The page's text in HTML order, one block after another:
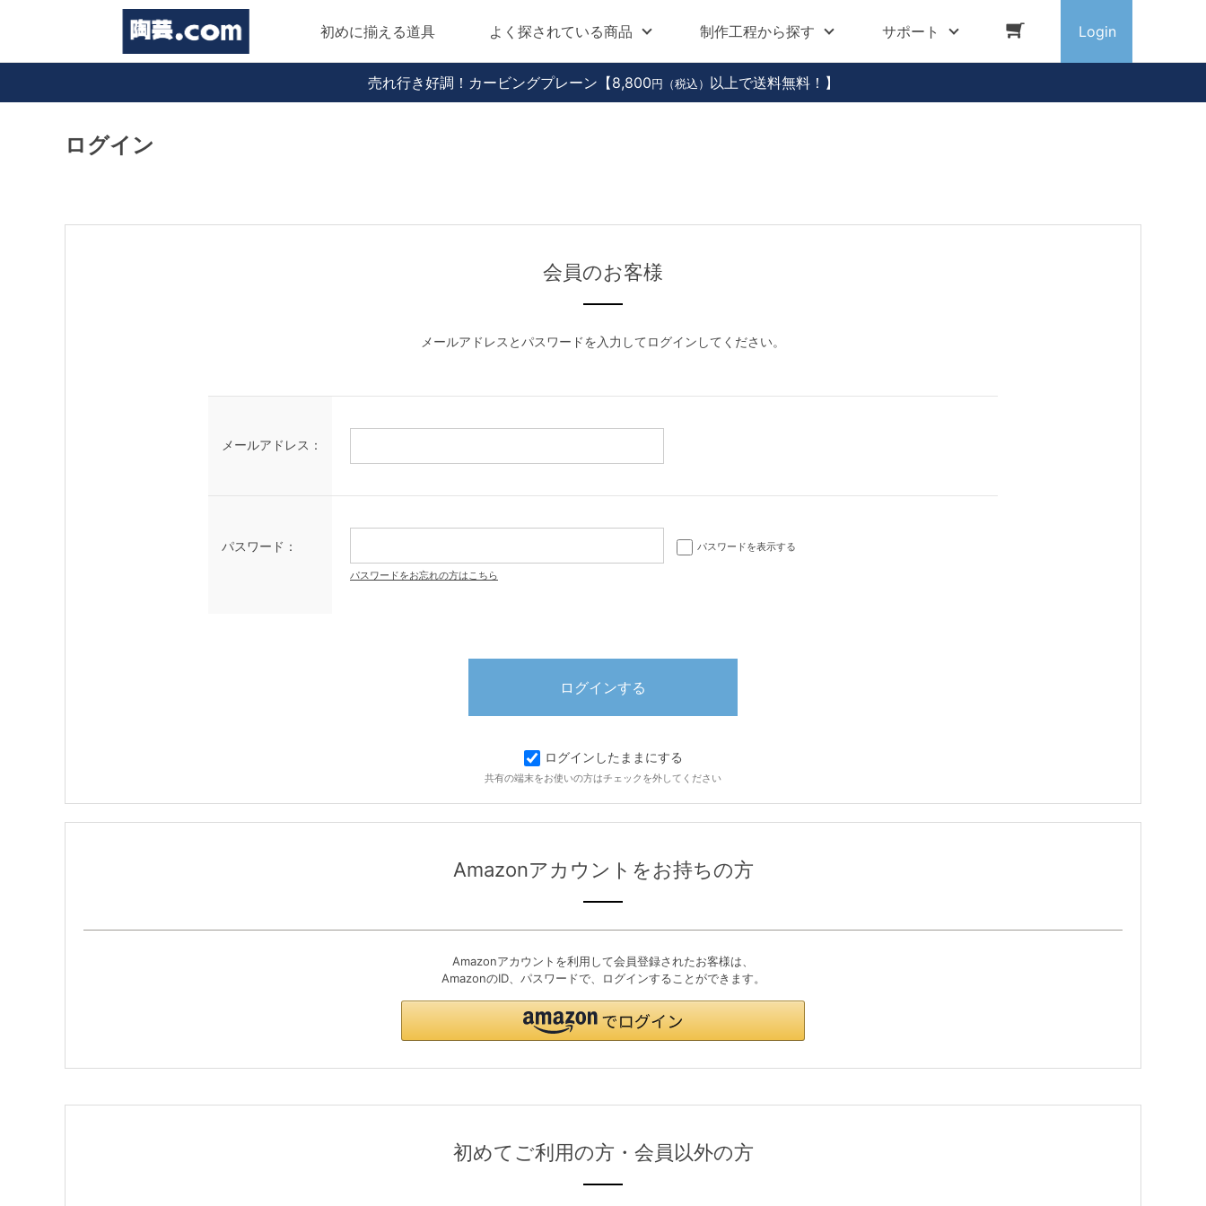
初めに揃える道具 よく探されている商品 制作工程から探す サポート Login
売れ行き好調！カービングプレーン 【8,800 円（税込） 以上で送料無料！】
ログイン
会員のお客様
メールアドレスとパスワードを入力してログインしてください。
メールアドレス：
パスワード： パスワードを表示する
パスワードをお忘れの方はこちら
ログインしたままにする
共有の端末をお使いの方はチェックを外してください
Amazonアカウントをお持ちの方
Amazonアカウントを利用して会員登録されたお客様は、
AmazonのID、パスワードで、ログインすることができます。
初めてご利用の方・会員以外の方